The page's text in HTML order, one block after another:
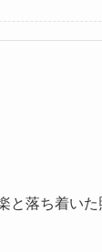
と落ち着いた